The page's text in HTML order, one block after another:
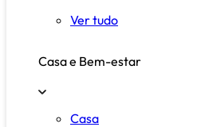
Ver tudo
Casa e Bem-estar
Casa